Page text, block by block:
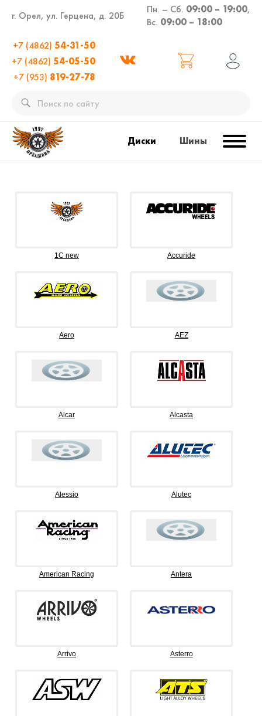
г. Орел, ул. Герцена, д. 20Б
Пн. – Сб. 09:00 – 19:00,
Вс. 09:00 – 18:00
+7 (4862) 54-31-50
+7 (4862) 54-05-50
+7 (953) 819-27-78
Диски Шины
1C new Accuride
Aero AEZ
Alcar Alcasta
Alessio Alutec
American Racing Antera
Arrivo Asterro